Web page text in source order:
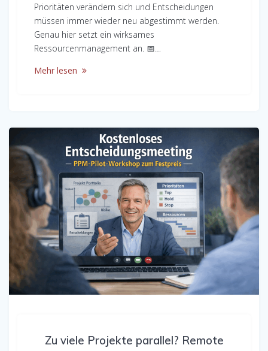
Prioritäten verändern sich und Entscheidungen
müssen immer wieder neu abgestimmt werden.
Genau hier setzt ein wirksames
Ressourcenmanagement an. 📅…
Mehr lesen
Zu viele Projekte parallel? Remote